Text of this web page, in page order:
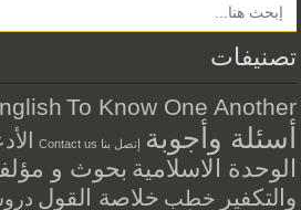
تصنيفات
To Know One Another
أسئلة وأجوبة إتصل بنا Contact us
الوحدة الاسلامية بحوث و
والتكفير خطب خلاصة القول